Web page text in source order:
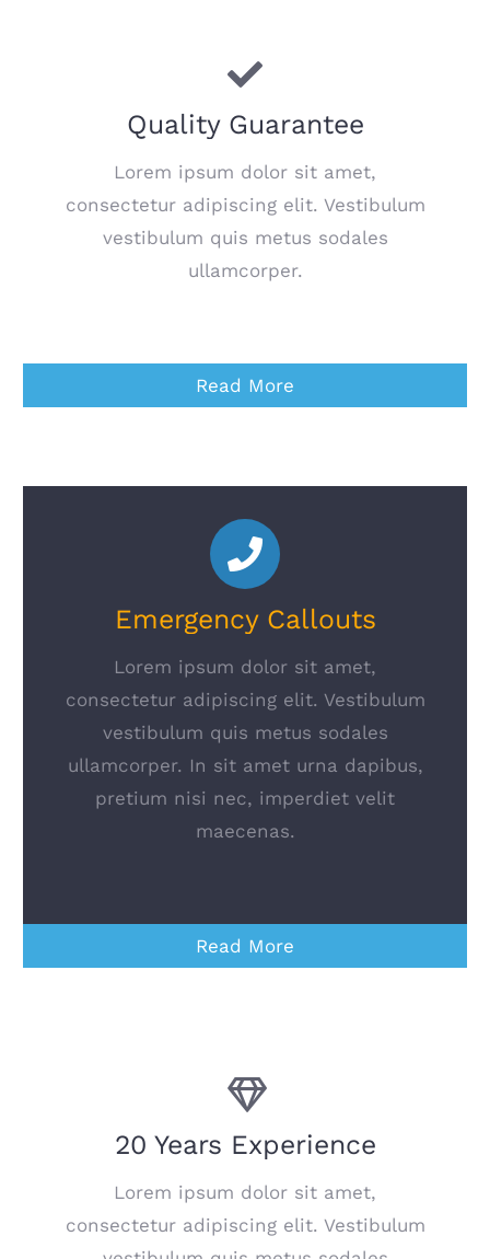
Quality Guarantee
Lorem ipsum dolor sit amet,
consectetur adipiscing elit. Vestibulum
vestibulum quis metus sodales
ullamcorper.
Read More
Emergency Callouts
Lorem ipsum dolor sit amet,
consectetur adipiscing elit. Vestibulum
vestibulum quis metus sodales
ullamcorper. In sit amet urna dapibus,
pretium nisi nec, imperdiet velit
maecenas.
Read More
20 Years Experience
Lorem ipsum dolor sit amet,
consectetur adipiscing elit. Vestibulum